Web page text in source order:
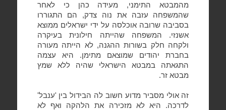
מהמבטא התימני, מעידה כהן כי לאחר
שהמשפחה עזבה את נוה צדק, הם התגוררו
בסביבה שרובה אוכלסה על ידי ישראלים ממוצא
אשנזי. המשפחה שהייתה חילונית בעיקרה
ולקחה חלק בשורות ההגנה, לא הייתה מעורה
בחברת יהודים שמוצאם מתימן. היא עצמה
התגאתה במבטא הישראלי שהיה ללא שמץ
מבטא זר.
זה אולי מסביר מדוע חשוב לה הבידול בין 'ענבל'
לדרכה. היא לא מזכירה את הלהקה ואף לא